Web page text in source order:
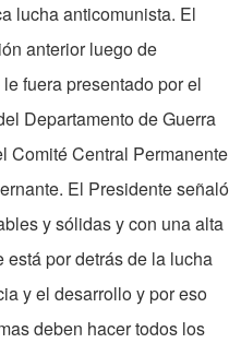
lucha anticomunista. El
anterior luego de
fuera presentado por el
Departamento de Guerra
Comité Central Permanente
El Presidente señaló
y sólidas y con una alta
está por detrás de la lucha
y el desarrollo y por eso
deben hacer todos los